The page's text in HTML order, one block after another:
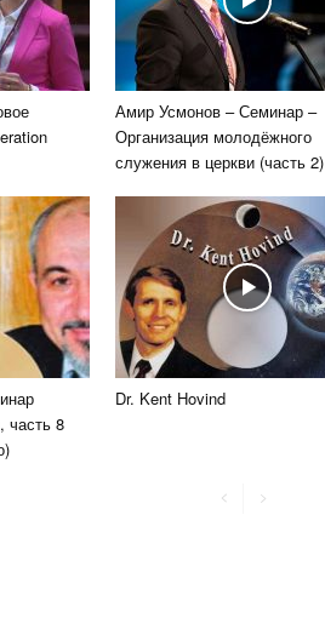
Амир Усмонов – Семинар –
Организация молодёжного
служения в церкви (часть 2)
часть 8
Dr. Kent Hovind